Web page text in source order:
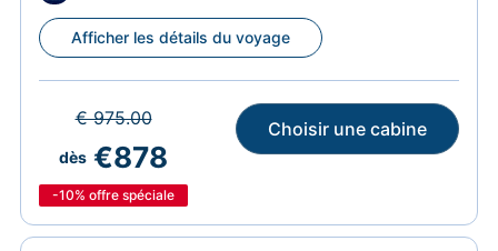
Afficher les détails du voyage
€ 975.00
dès €878
-10% offre spéciale
Choisir une cabine